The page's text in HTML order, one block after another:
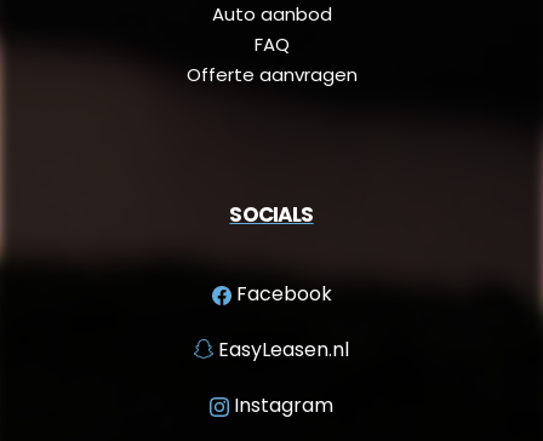
Auto aanbod
FAQ
Offerte aanvragen
SOCIALS
Facebook
EasyLeasen.nl
Instagram